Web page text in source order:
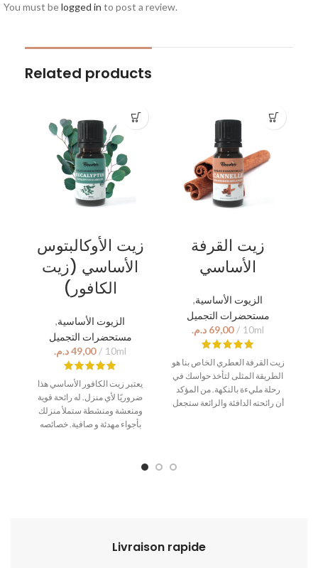
You must belogged in to post a review.
Related products
زيت الأوكالبتوس
الأساسي (زيت
الكافور)
الزيوت الأساسية,
مستحضرات التجميل
د.م.
يعتبر زيت الكافور الأساسي هذا
ضروريًا لأي منزل. له رائحة قوية
ومنعشة ومنشطة ستملأ منزلك
بأجواء مهدئة و صافية. خصائصه
العضلات والمفاصل ،بينما يساعد
زيت القرفة
الأساسي
الزيوت الأساسية,
مستحضرات التجميل
د.م.
زيت القرفة العطري الخاص بنا هو
الطريقة المثلى لتأخذ حواسك في
رحلة مليءة بالنكهة. من المؤكد
أن رائحته الدافئة والرائعة ستجعل
Livraison rapide​​